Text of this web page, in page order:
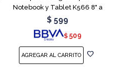
Notebook y Tablet K566 8" a
15.6"
$ 599
$ 509